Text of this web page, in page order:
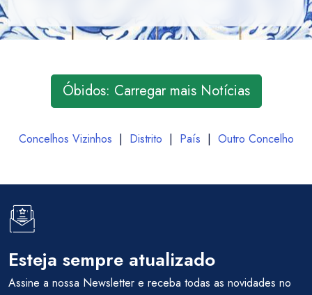
Óbidos: Carregar mais Notícias
Concelhos Vizinhos | Distrito | País | Outro Concelho
Esteja sempre atualizado
Assine a nossa Newsletter e receba todas as novidades no